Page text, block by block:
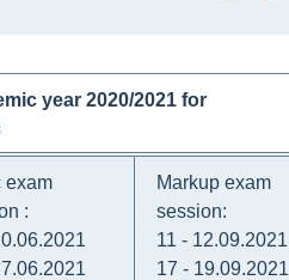
year 2020/2021 for
exam
:
Markup exam
session:
11 - 12.09.2021
17 - 19.09.2021